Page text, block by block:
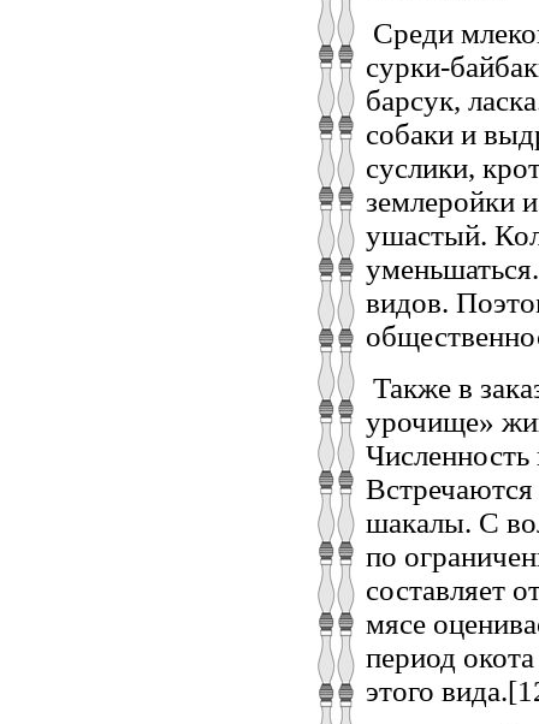
Среди
сурки-
барсук,
собаки и
суслики,
землеройки
ушастый.
видов.
Также в
урочище»
Численность
шакалы. С
по
составляет
мясе
период
этого